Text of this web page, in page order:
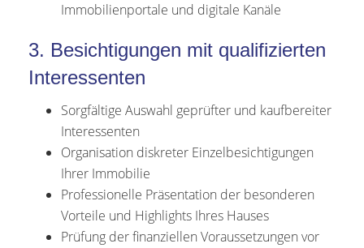
Immobilienportale und digitale Kanäle
3. Besichtigungen mit qualifizierten
Interessenten
Sorgfältige Auswahl geprüfter und kaufbereiter
Interessenten
Organisation diskreter Einzelbesichtigungen
Ihrer Immobilie
Professionelle Präsentation der besonderen
Vorteile und Highlights Ihres Hauses
Prüfung der finanziellen Voraussetzungen vor